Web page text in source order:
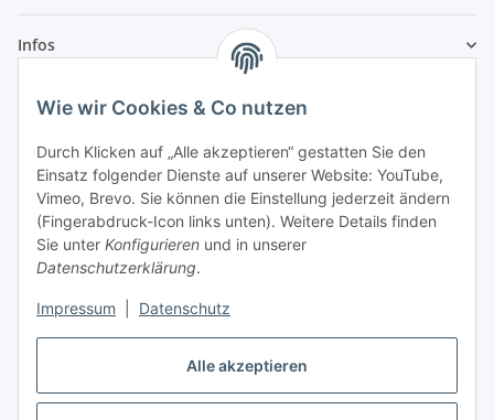
Alle akzeptieren
Wie wir Cookies & Co nutzen
Durch Klicken auf „Alle akzeptieren“ gestatten Sie den
Einsatz folgender Dienste auf unserer Website: YouTube,
Vimeo, Brevo. Sie können die Einstellung jederzeit ändern
(Fingerabdruck-Icon links unten). Weitere Details finden
Sie unter Konfigurieren und in unserer
Datenschutzerklärung.
Impressum Datenschutz
Infos
Laden - Öffnungszeiten:
Montag 09:00Uhr bis
16:00 Uhr
Dienstag
09:00 Uhr bis
17:00 Uhr
Mittwoch
09:00 Uhr bis 16:00 Uhr
Donnerstag
09:00 Uhr bis
17:00 Uhr
Freitag
09:00 Uhr
Samstag
09:00 Uhr
Vertrag widerrufen